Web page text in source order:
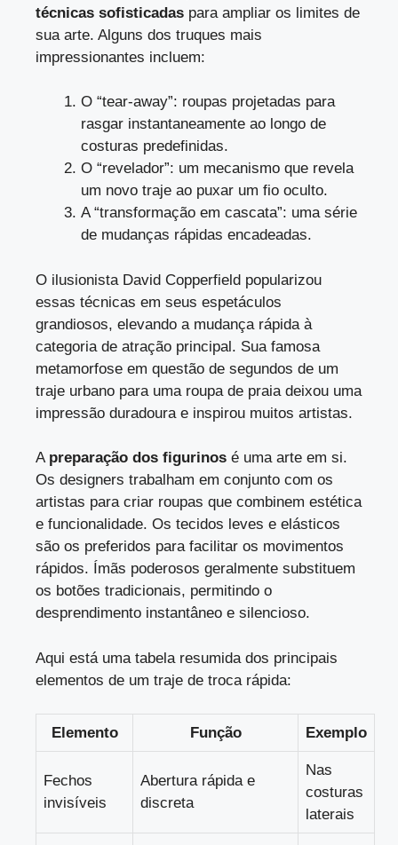
técnicas sofisticadas para ampliar os limites de
sua arte. Alguns dos truques mais
impressionantes incluem:
O “tear-away”: roupas projetadas para
rasgar instantaneamente ao longo de
costuras predefinidas.
O “revelador”: um mecanismo que revela
um novo traje ao puxar um fio oculto.
A “transformação em cascata”: uma série
de mudanças rápidas encadeadas.
O ilusionista David Copperfield popularizou
essas técnicas em seus espetáculos
grandiosos, elevando a mudança rápida à
categoria de atração principal. Sua famosa
metamorfose em questão de segundos de um
traje urbano para uma roupa de praia deixou uma
impressão duradoura e inspirou muitos artistas.
A preparação dos figurinos é uma arte em si.
Os designers trabalham em conjunto com os
artistas para criar roupas que combinem estética
e funcionalidade. Os tecidos leves e elásticos
são os preferidos para facilitar os movimentos
rápidos. Ímãs poderosos geralmente substituem
os botões tradicionais, permitindo o
desprendimento instantâneo e silencioso.
Aqui está uma tabela resumida dos principais
elementos de um traje de troca rápida:
Elemento Função Exemplo
Fechos
invisíveis
Abertura rápida e
discreta
Nas
costuras
laterais